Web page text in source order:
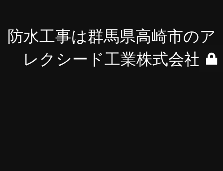
防水工事は群馬県高崎市のア
レクシード工業株式会社